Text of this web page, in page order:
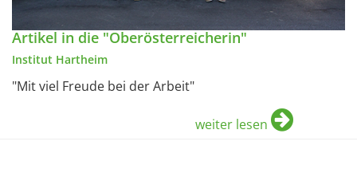
Artikel in die "Oberösterreicherin"
Institut Hartheim
"Mit viel Freude bei der Arbeit"
weiter lesen